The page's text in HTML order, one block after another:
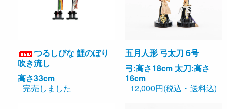
つるしびな 鯉のぼり
吹き流し
高さ33cm
完売しました
五月人形 弓太刀 6号
弓:高さ18cm 太刀:高さ
16cm
12,000円(税込・送料込)